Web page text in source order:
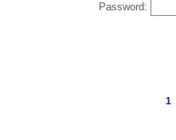
Password:
1